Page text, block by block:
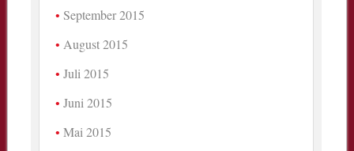
September 2015
August 2015
Juli 2015
Juni 2015
Mai 2015